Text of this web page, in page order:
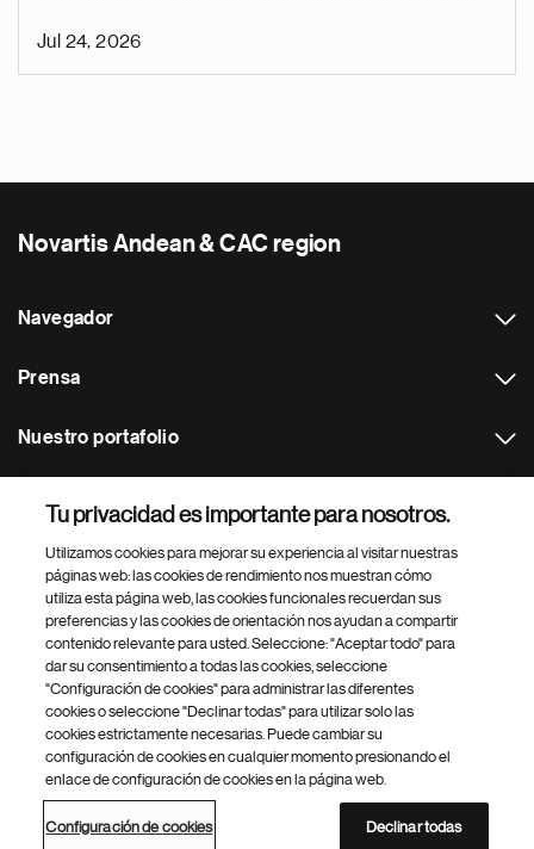
Jul 24, 2026
Novartis Andean & CAC region
Navegador
Prensa
Nuestro portafolio
Footer Site Search
inferior
del
© 2026 Novartis AG
Política de privacidad Términos de uso
Accesibilidad
Configuración de cookies
Mapa del sitio
Tu privacidad es importante para nosotros.
Utilizamos cookies para mejorar su experiencia al visitar nuestras
páginas web: las cookies de rendimiento nos muestran cómo
utiliza esta página web, las cookies funcionales recuerdan sus
preferencias y las cookies de orientación nos ayudan a compartir
contenido relevante para usted. Seleccione: "Aceptar todo" para
dar su consentimiento a todas las cookies, seleccione
"Configuración de cookies" para administrar las diferentes
cookies o seleccione "Declinar todas" para utilizar solo las
cookies estrictamente necesarias. Puede cambiar su
configuración de cookies en cualquier momento presionando el
enlace de configuración de cookies en la página web.
Configuración de cookies Declinar todas